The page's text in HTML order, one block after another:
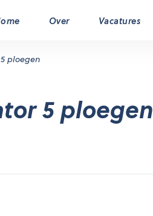
Over Vacatures
ploegen
5 ploegen